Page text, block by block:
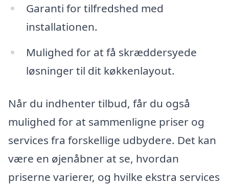
Garanti for tilfredshed med
installationen.
Mulighed for at få skræddersyede
løsninger til dit køkkenlayout.
Når du indhenter tilbud, får du også
mulighed for at sammenligne priser og
services fra forskellige udbydere. Det kan
være en øjenåbner at se, hvordan
priserne varierer, og hvilke ekstra services